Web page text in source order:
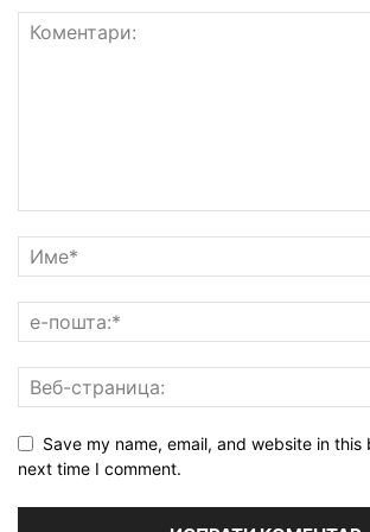
Save my name, email, and website in this
next time I comment.